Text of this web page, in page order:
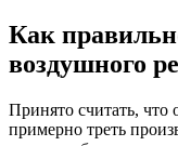
Как
воздушного
Принято считать, что
примерно треть